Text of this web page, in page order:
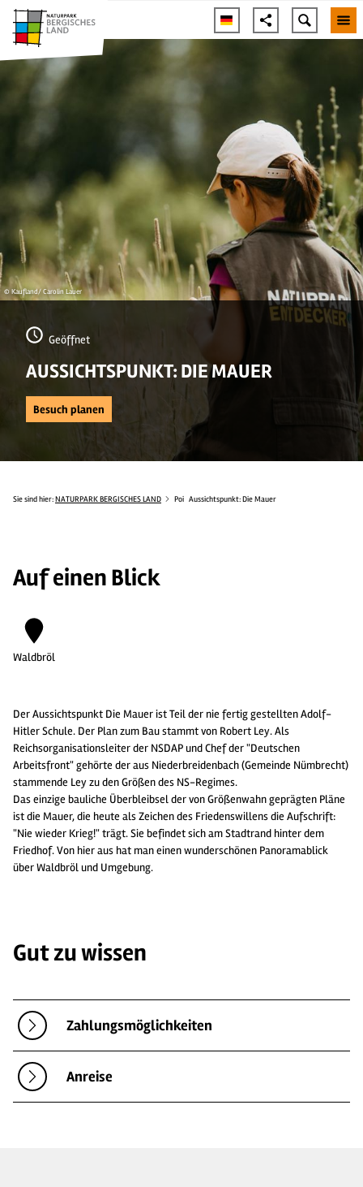
© Kaufland/ Carolin Lauer
Geöffnet
AUSSICHTSPUNKT: DIE MAUER
Besuch planen
Sie sind hier: NATURPARK BERGISCHES LAND Poi Aussichtspunkt: Die Mauer
Auf einen Blick
Waldbröl
Der Aussichtspunkt Die Mauer ist Teil der nie fertig gestellten Adolf-
Hitler Schule. Der Plan zum Bau stammt von Robert Ley. Als
Reichsorganisationsleiter der NSDAP und Chef der "Deutschen
Arbeitsfront" gehörte der aus Niederbreidenbach (Gemeinde Nümbrecht)
stammende Ley zu den Größen des NS-Regimes.
Das einzige bauliche Überbleibsel der von Größenwahn geprägten Pläne
ist die Mauer, die heute als Zeichen des Friedenswillens die Aufschrift:
"Nie wieder Krieg!" trägt. Sie befindet sich am Stadtrand hinter dem
Friedhof. Von hier aus hat man einen wunderschönen Panoramablick
über Waldbröl und Umgebung.
Gut zu wissen
Zahlungsmöglichkeiten
Anreise